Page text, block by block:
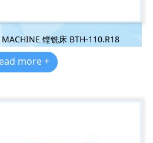
镗铣床 BTH-110.R18
more +